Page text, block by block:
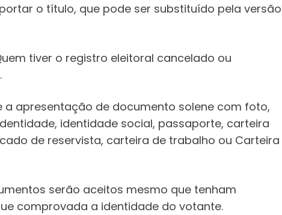
o título, que pode ser substituído pela versão
tiver o registro eleitoral cancelado ou
a apresentação de documento solene com foto,
identidade social, passaporte, carteira
de reservista, carteira de trabalho ou Carteira
serão aceitos mesmo que tenham
comprovada a identidade do votante.